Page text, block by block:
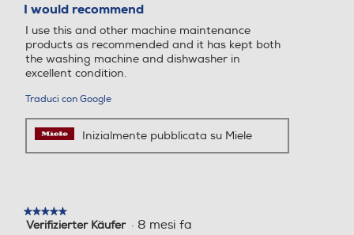
5
stelle.
I would recommend
I use this and other machine maintenance
products as recommended and it has kept both
the washing machine and dishwasher in
excellent condition.
Traduci con Google
Inizialmente pubblicata su Miele
★★★★★
★★★★★
5Verifizierter Käufer · 8 mesi fa